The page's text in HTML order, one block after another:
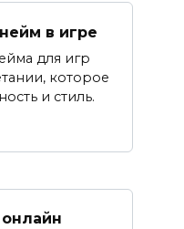
в игре
для игр
которое
и стиль.